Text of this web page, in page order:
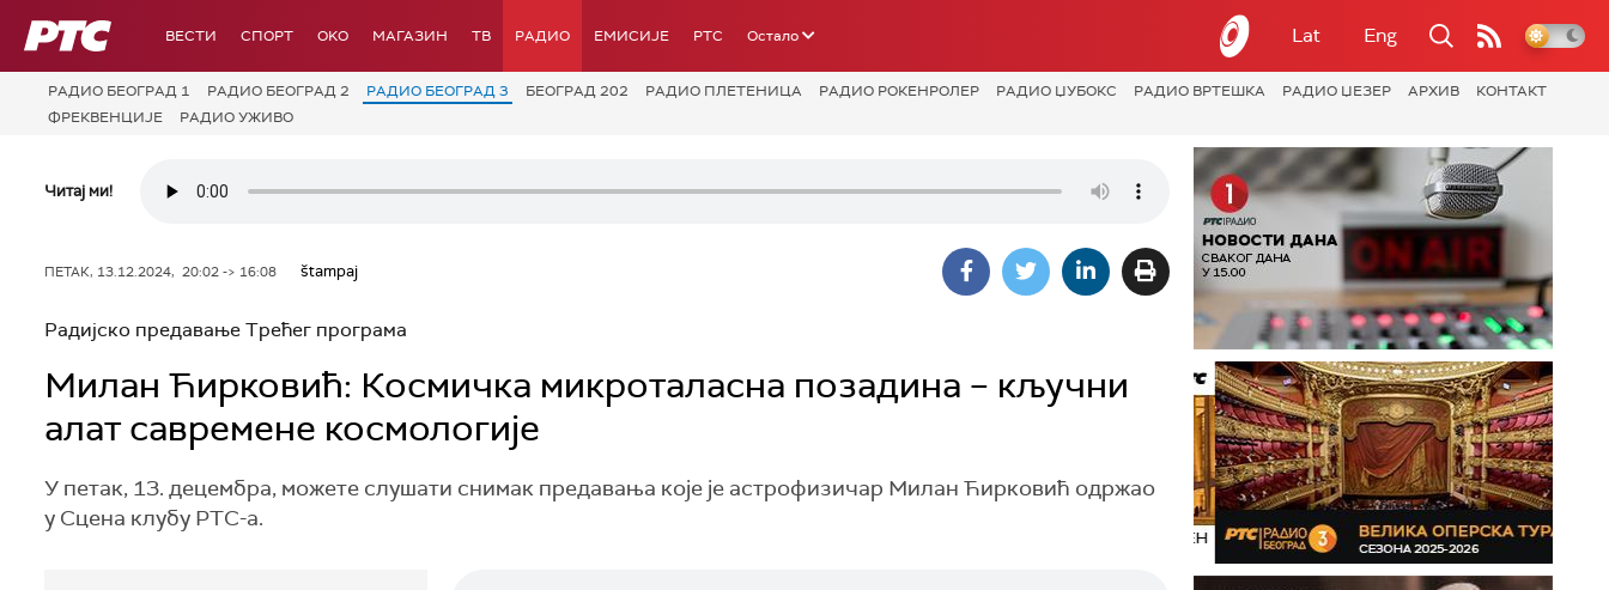
РТС ВЕСТИ СПОРТ OKO МАГАЗИН ТВ РАДИО ЕМИСИЈЕ РТС Остало Lat Eng
РАДИО БЕОГРАД 1 РАДИО БЕОГРАД 2 РАДИО БЕОГРАД 3 БЕОГРАД 202 РАДИО ПЛЕТЕНИЦА РАДИО РОКЕНРОЛЕР РАДИО ЏУБОКС РАДИО ВРТЕШКА РАДИО ЏЕЗЕР АРХИВ
КОНТАКТ
ФРЕКВЕНЦИЈЕ
РАДИО УЖИВО
Читај ми!
ПЕТАК, 13.12.2024, 20:02 -> 16:08 štampaj
Радијско предавање Трећег програма
Милан Ћирковић: Космичка микроталасна позадина – кључни
алат савремене космологије
У петак, 13. децембра, можете слушати снимак предавања које је астрофизичар Милан Ћирковић одржао
у Сцена клубу РТС-а.